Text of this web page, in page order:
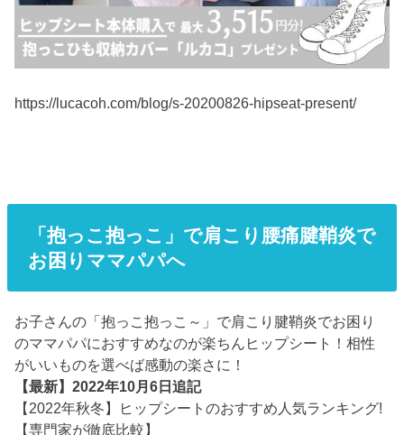
https://lucacoh.com/blog/s-20200826-hipseat-present/
「抱っこ抱っこ」で肩こり腰痛腱鞘炎で
お困りママパパへ
お子さんの「抱っこ抱っこ～」で肩こり腱鞘炎でお困り
のママパパにおすすめなのが楽ちんヒップシート！相性
がいいものを選べば感動の楽さに！
【最新】2022年10月6日追記
【2022年秋冬】ヒップシートのおすすめ人気ランキング!
【専門家が徹底比較】